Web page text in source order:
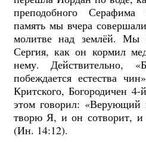
преподобного Серафима
память мы вчера
молитве над землёй. Мы
Сергия, как он кормил
нему. Действительно,
побеждается естества
Критского, Богородичен
этом говорил: «Верующий
творю Я, и он сотворит, и
(Ин. 14:12).